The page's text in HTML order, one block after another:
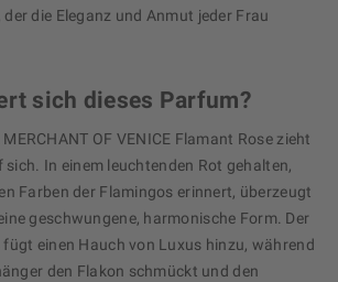
die Eleganz und Anmut jeder Frau
sich dieses Parfum?
OF VENICE Flamant Rose zieht
In einem leuchtenden Rot gehalten,
Farben der Flamingos erinnert, überzeugt
geschwungene, harmonische Form. Der
einen Hauch von Luxus hinzu, während
den Flakon schmückt und den